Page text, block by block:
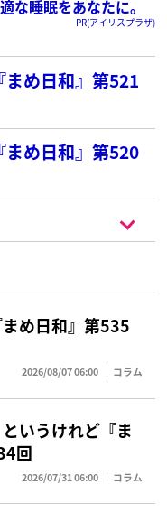
な睡眠をあなたに。
PR(アイリスプラザ)
め日和』第521
まめ日和』第520
め日和』第535
2026/08/07 06:00 コラム
というけれど『ま
回
2026/07/31 06:00 コラム